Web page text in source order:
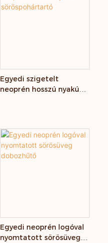
Egyedi szigetelt
neoprén hosszú nyakú
Egyedi neoprén logóval
nyomtatott sörösüveg